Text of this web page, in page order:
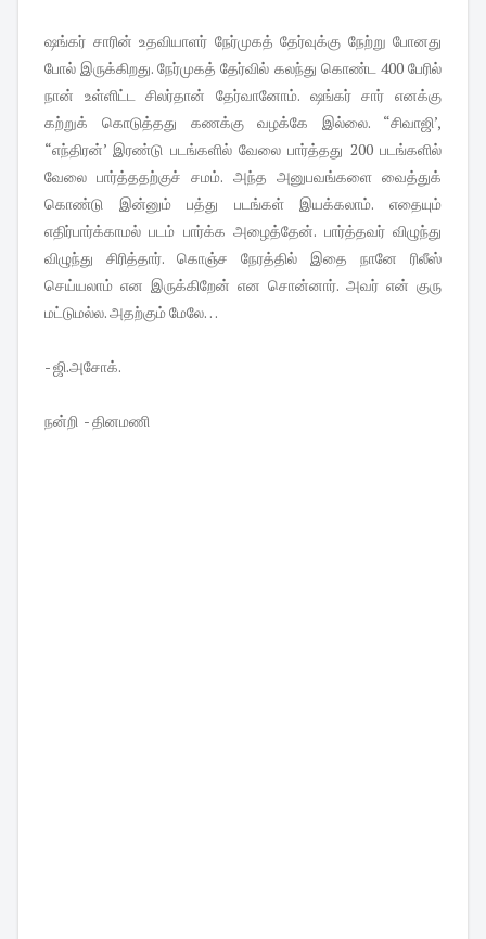
ஷங்கர் சாரின் உதவியாளர் நேர்முகத் தேர்வுக்கு நேற்று போனது
போல் இருக்கிறது. நேர்முகத் தேர்வில் கலந்து கொண்ட 400 பேரில்
நான் உள்ளிட்ட சிலர்தான் தேர்வானோம். ஷங்கர் சார் எனக்கு
கற்றுக் கொடுத்தது கணக்கு வழக்கே இல்லை. “சிவாஜி’,
“எந்திரன்’ இரண்டு படங்களில் வேலை பார்த்தது 200 படங்களில்
வேலை பார்த்ததற்குச் சமம். அந்த அனுபவங்களை வைத்துக்
கொண்டு இன்னும் பத்து படங்கள் இயக்கலாம். எதையும்
எதிர்பார்க்காமல் படம் பார்க்க அழைத்தேன். பார்த்தவர் விழுந்து
விழுந்து சிரித்தார். கொஞ்ச நேரத்தில் இதை நானே ரிலீஸ்
செய்யலாம் என இருக்கிறேன் என சொன்னார். அவர் என் குரு
மட்டுமல்ல. அதற்கும் மேலே…
- ஜி.அசோக்.
நன்றி - தினமணி